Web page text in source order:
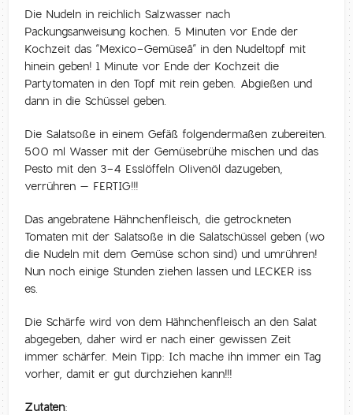
Die Nudeln in reichlich Salzwasser nach
Packungsanweisung kochen. 5 Minuten vor Ende der
Kochzeit das “Mexico-Gemüseâ” in den Nudeltopf mit
hinein geben! 1 Minute vor Ende der Kochzeit die
Partytomaten in den Topf mit rein geben. Abgießen und
dann in die Schüssel geben.
Die Salatsoße in einem Gefäß folgendermaßen zubereiten.
500 ml Wasser mit der Gemüsebrühe mischen und das
Pesto mit den 3-4 Esslöffeln Olivenöl dazugeben,
verrühren – FERTIG!!!
Das angebratene Hähnchenfleisch, die getrockneten
Tomaten mit der Salatsoße in die Salatschüssel geben (wo
die Nudeln mit dem Gemüse schon sind) und umrühren!
Nun noch einige Stunden ziehen lassen und LECKER iss
es.
Die Schärfe wird von dem Hähnchenfleisch an den Salat
abgegeben, daher wird er nach einer gewissen Zeit
immer schärfer. Mein Tipp: Ich mache ihn immer ein Tag
vorher, damit er gut durchziehen kann!!!
Zutaten: